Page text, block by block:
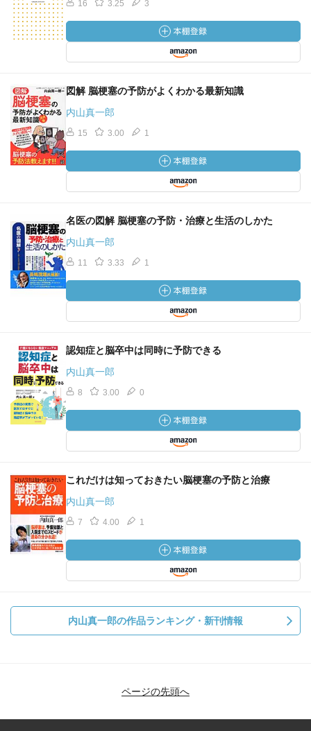
16 3.25 3
図解 脳梗塞の予防がよくわかる最新知識
内山真一郎
15 3.00 1
名医の図解 脳梗塞の予防・治療と生活のしかた
内山真一郎
11 3.33 1
認知症と脳卒中は同時に予防できる
内山真一郎
8 3.00 0
これだけは知っておきたい脳梗塞の予防と治療
内山真一郎
7 4.00 1
内山真一郎の作品ランキング・新刊情報
ページの先頭へ